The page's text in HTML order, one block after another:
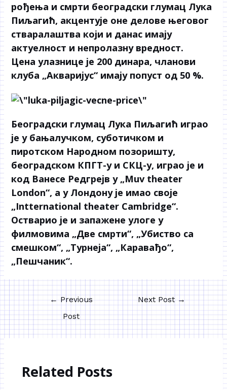
рођења и смрти београдски глумац Лука
Пиљагић, акцентује оне делове његовог
стваралаштва који и данас имају
актуелност и непролазну вредност.
Цена улазнице је 200 динара, чланови
клуба „Акваријус“ имају попуст од 50 %.
Београдски глумац Лука Пиљагић играо
је у бањалучком, суботичком и
пиротском Народном позоришту,
београдском КПГТ-у и СКЦ-у, играо је и
код Ванесе Редгрејв у „Muv theater
London“, а у Лондону је имао своје
„Intternational theater Cambridge“.
Остварио је и запажене улоге у
филмовима „Две смрти“, „Убиство са
смешком“, „Турнеја“, „Каравађо“,
„Пешчаник“.
← Previous
Post
Next Post →
Related Posts